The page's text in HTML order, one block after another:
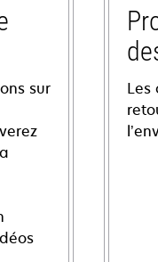
sur
Les